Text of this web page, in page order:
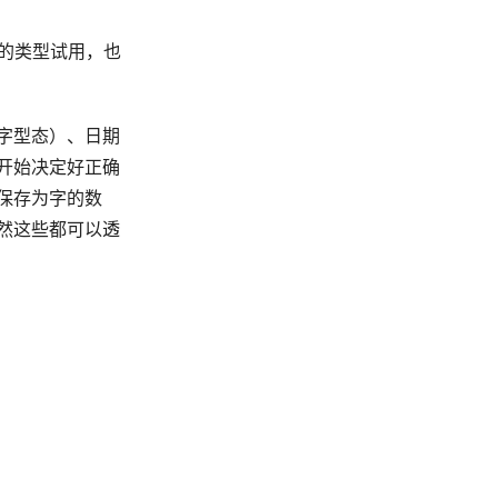
类型试用，也
型态）、日期
始决定好正确
存为字的数
这些都可以透